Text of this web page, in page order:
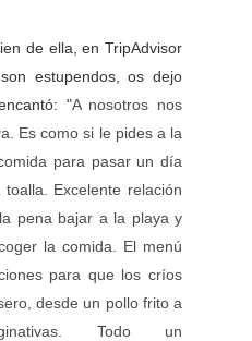
de ella, en TripAdvisor
estupendos, os dejo
"A nosotros nos
Es como si le pides a la
para pasar un día
Excelente relación
pena bajar a la playa y
la comida. El menú
para que los críos
desde un pollo frito a
Todo un